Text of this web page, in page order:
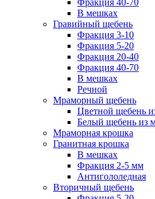
Фракция 40-70
В мешках
Гравийный щебень
Фракция 3-10
Фракция 5-20
Фракция 20-40
Фракция 40-70
В мешках
Речной
Мраморный щебень
Цветной щебень
Белый щебень из
Мраморная крошка
Гранитная крошка
В мешках
Фракция 2-5 мм
Антигололедная
Вторичный щебень